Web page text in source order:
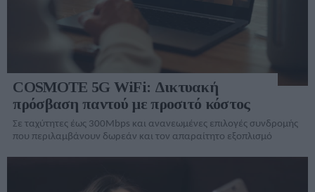
COSMOTE 5G WiFi: Δικτυακή
πρόσβαση παντού με προσιτό κόστος
Σε ταχύτητες έως 300Mbps και ανανεωμένες επιλογές συνδρομής
που περιλαμβάνουν δωρεάν και τον απαραίτητο εξοπλισμό